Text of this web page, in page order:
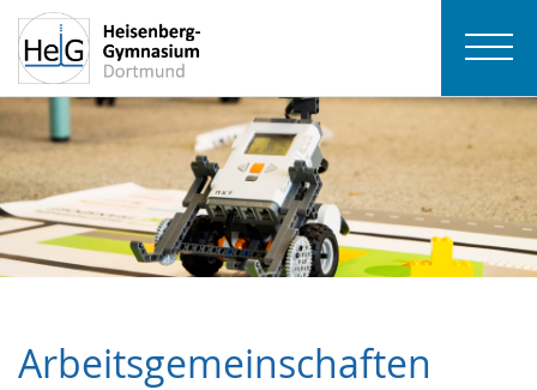
Arbeitsgemeinschaften